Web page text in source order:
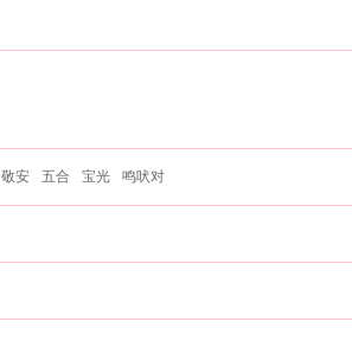
敬安 五合 宝光 鸣吠对